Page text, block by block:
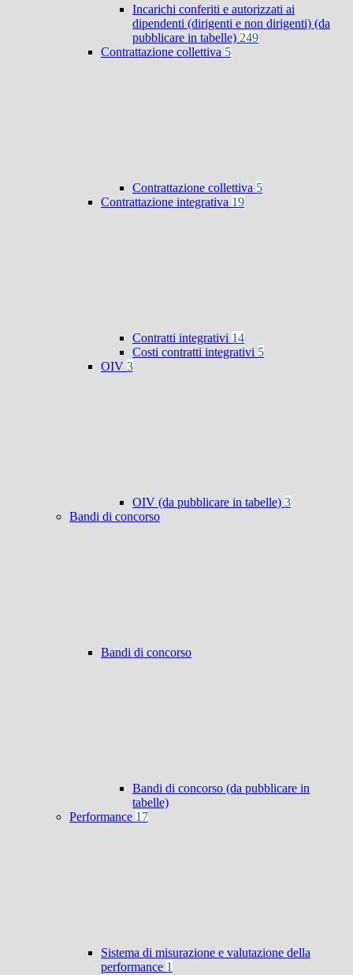
Incarichi conferiti e autorizzati ai
dipendenti (dirigenti e non dirigenti) (da
pubblicare in tabelle) 249
Contrattazione collettiva 5
Contrattazione collettiva 5
Contrattazione integrativa 19
Contratti integrativi 14
Costi contratti integrativi 5
OIV 3
OIV (da pubblicare in tabelle) 3
Bandi di concorso
Bandi di concorso
Bandi di concorso (da pubblicare in
tabelle)
Performance 17
Sistema di misurazione e valutazione della
performance 1